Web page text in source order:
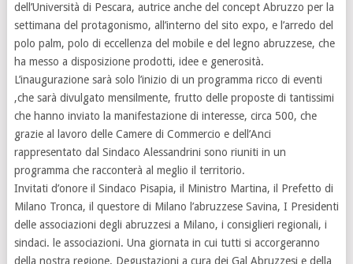
dell’Università di Pescara, autrice anche del concept Abruzzo per la
settimana del protagonismo, all’interno del sito expo, e l’arredo del
polo palm, polo di eccellenza del mobile e del legno abruzzese, che
ha messo a disposizione prodotti, idee e generosità.
L’inaugurazione sarà solo l’inizio di un programma ricco di eventi
,che sarà divulgato mensilmente, frutto delle proposte di tantissimi
che hanno inviato la manifestazione di interesse, circa 500, che
grazie al lavoro delle Camere di Commercio e dell’Anci
rappresentato dal Sindaco Alessandrini sono riuniti in un
programma che racconterà al meglio il territorio.
Invitati d’onore il Sindaco Pisapia, il Ministro Martina, il Prefetto di
Milano Tronca, il questore di Milano l’abruzzese Savina, I Presidenti
delle associazioni degli abruzzesi a Milano, i consiglieri regionali, i
sindaci. le associazioni. Una giornata in cui tutti si accorgeranno
della nostra regione. Degustazioni a cura dei Gal Abruzzesi e della